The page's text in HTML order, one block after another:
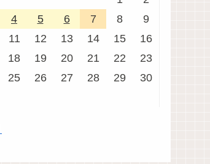
4 5 6 7 8
9
11 12 13 14 15
16
18 19 20 21 22
23
25 26 27 28 29
30